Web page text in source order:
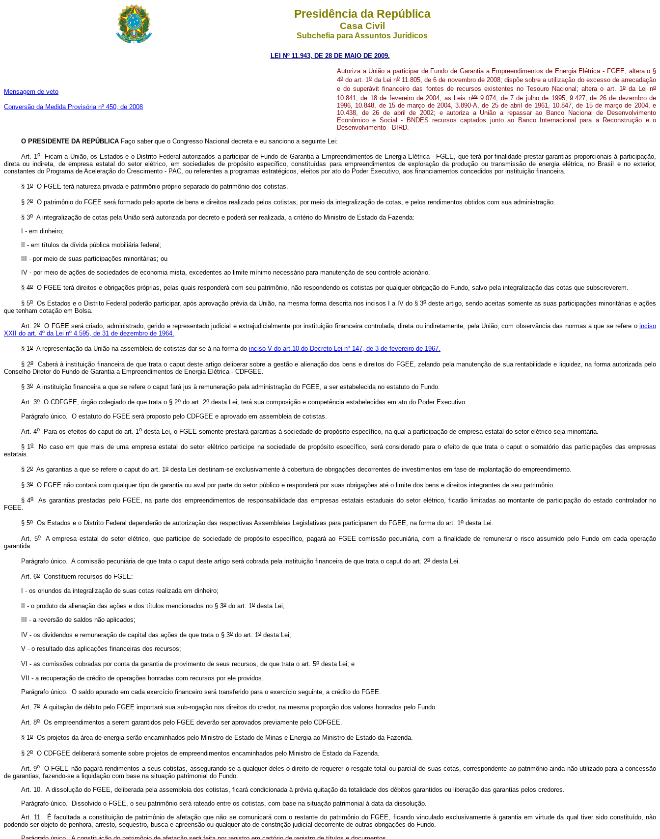
Presidência da República
Casa Civil
Subchefia para Assuntos Jurídicos
LEI Nº 11.943, DE 28 DE MAIO DE 2009.
Mensagem de veto
Conversão da Medida Provisória nº 450, de 2008
Autoriza a União a participar de Fundo de Garantia a Empreendimentos de Energia Elétrica - FGEE; altera o §
4o do art. 1oda Lei no11.805, de 6 de novembro de 2008; dispõe sobre a utilização do excesso de arrecadação
e do superávit financeiro das fontes de recursos existentes no Tesouro Nacional; altera o art. 1oda Lei no
10.841, de 18 de fevereiro de 2004, as Leis nos9.074, de 7 de julho de 1995, 9.427, de 26 de dezembro de
1996, 10.848, de 15 de março de 2004, 3.890-A, de 25 de abril de 1961, 10.847, de 15 de março de 2004, e
10.438, de 26 de abril de 2002; e autoriza a União a repassar ao Banco Nacional de Desenvolvimento
Econômico e Social - BNDES recursos captados junto ao Banco Internacional para a Reconstrução e o
Desenvolvimento - BIRD.
O PRESIDENTE DA REPÚBLICA Faço saber que o Congresso Nacional decreta e eu sanciono a seguinte Lei:
Art. 1oFicam a União, os Estados e o Distrito Federal autorizados a participar de Fundo de Garantia a Empreendimentos de Energia Elétrica - FGEE, que terá por finalidade prestar garantias proporcionais à participação,
direta ou indireta, de empresa estatal do setor elétrico, em sociedades de propósito específico, constituídas para empreendimentos de exploração da produção ou transmissão de energia elétrica, no Brasil e no exterior,
constantes do Programa de Aceleração do Crescimento - PAC, ou referentes a programas estratégicos, eleitos por ato do Poder Executivo, aos financiamentos concedidos por instituição financeira.
§ 1o O FGEE terá natureza privada e patrimônio próprio separado do patrimônio dos cotistas.
§ 2o O patrimônio do FGEE será formado pelo aporte de bens e direitos realizado pelos cotistas, por meio da integralização de cotas, e pelos rendimentos obtidos com sua administração.
§ 3o A integralização de cotas pela União será autorizada por decreto e poderá ser realizada, a critério do Ministro de Estado da Fazenda:
I - em dinheiro;
II - em títulos da dívida pública mobiliária federal;
III - por meio de suas participações minoritárias; ou
IV - por meio de ações de sociedades de economia mista, excedentes ao limite mínimo necessário para manutenção de seu controle acionário.
§ 4o O FGEE terá direitos e obrigações próprias, pelas quais responderá com seu patrimônio, não respondendo os cotistas por qualquer obrigação do Fundo, salvo pela integralização das cotas que subscreverem.
§ 5o Os Estados e o Distrito Federal poderão participar, após aprovação prévia da União, na mesma forma descrita nos incisos I a IV do § 3odeste artigo, sendo aceitas somente as suas participações minoritárias e ações
que tenham cotação em Bolsa.
Art. 2oO FGEE será criado, administrado, gerido e representado judicial e extrajudicialmente por instituição financeira controlada, direta ou indiretamente, pela União, com observância das normas a que se refere o inciso
XXII do art. 4º da Lei nº 4.595, de 31 de dezembro de 1964.
§ 1o A representação da União na assembleia de cotistas dar-se-á na forma do inciso V do art.10 do Decreto-Lei nº 147, de 3 de fevereiro de 1967.
§ 2oCaberá à instituição financeira de que trata o caputdeste artigo deliberar sobre a gestão e alienação dos bens e direitos do FGEE, zelando pela manutenção de sua rentabilidade e liquidez, na forma autorizada pelo
Conselho Diretor do Fundo de Garantia a Empreendimentos de Energia Elétrica - CDFGEE.
§ 3o A instituição financeira a que se refere o caput fará jus à remuneração pela administração do FGEE, a ser estabelecida no estatuto do Fundo.
Art. 3o O CDFGEE, órgão colegiado de que trata o § 2o do art. 2o desta Lei, terá sua composição e competência estabelecidas em ato do Poder Executivo.
Parágrafo único. O estatuto do FGEE será proposto pelo CDFGEE e aprovado em assembleia de cotistas.
Art. 4o Para os efeitos do caput do art. 1 o desta Lei, o FGEE somente prestará garantias à sociedade de propósito específico, na qual a participação de empresa estatal do setor elétrico seja minoritária.
§ 1oNo caso em que mais de uma empresa estatal do setor elétrico participe na sociedade de propósito específico, será considerado para o efeito de que trata ocaput o somatório das participações das empresas
estatais.
§ 2o As garantias a que se refere o caput do art. 1o desta Lei destinam-se exclusivamente à cobertura de obrigações decorrentes de investimentos em fase de implantação do empreendimento.
§ 3o O FGEE não contará com qualquer tipo de garantia ou aval por parte do setor público e responderá por suas obrigações até o limite dos bens e direitos integrantes de seu patrimônio.
§ 4oAs garantias prestadas pelo FGEE, na parte dos empreendimentos de responsabilidade das empresas estatais estaduais do setor elétrico, ficarão limitadas ao montante de participação do estado controlador no
FGEE.
§ 5o Os Estados e o Distrito Federal dependerão de autorização das respectivas Assembleias Legislativas para participarem do FGEE, na forma do art. 1o desta Lei.
Art. 5oA empresa estatal do setor elétrico, que participe de sociedade de propósito específico, pagará ao FGEE comissão pecuniária, com a finalidade de remunerar o risco assumido pelo Fundo em cada operação
garantida.
Parágrafo único. A comissão pecuniária de que trata o caput deste artigo será cobrada pela instituição financeira de que trata o caput do art. 2o desta Lei.
Art. 6o
Constituem recursos do FGEE:
I - os oriundos da integralização de suas cotas realizada em dinheiro;
II - o produto da alienação das ações e dos títulos mencionados no § 3o do art. 1 o desta Lei;
III - a reversão de saldos não aplicados;
IV - os dividendos e remuneração de capital das ações de que trata o § 3o do art. 1o desta Lei;
V - o resultado das aplicações financeiras dos recursos;
VI - as comissões cobradas por conta da garantia de provimento de seus recursos, de que trata o art. 5o desta Lei; e
VII - a recuperação de crédito de operações honradas com recursos por ele providos.
Parágrafo único. O saldo apurado em cada exercício financeiro será transferido para o exercício seguinte, a crédito do FGEE.
Art. 7o A quitação de débito pelo FGEE importará sua sub-rogação nos direitos do credor, na mesma proporção dos valores honrados pelo Fundo.
Art. 8o Os empreendimentos a serem garantidos pelo FGEE deverão ser aprovados previamente pelo CDFGEE.
§ 1o Os projetos da área de energia serão encaminhados pelo Ministro de Estado de Minas e Energia ao Ministro de Estado da Fazenda.
§ 2o O CDFGEE deliberará somente sobre projetos de empreendimentos encaminhados pelo Ministro de Estado da Fazenda.
Art. 9oO FGEE não pagará rendimentos a seus cotistas, assegurando-se a qualquer deles o direito de requerer o resgate total ou parcial de suas cotas, correspondente ao patrimônio ainda não utilizado para a concessão
de garantias, fazendo-se a liquidação com base na situação patrimonial do Fundo.
Art. 10. A dissolução do FGEE, deliberada pela assembleia dos cotistas, ficará condicionada à prévia quitação da totalidade dos débitos garantidos ou liberação das garantias pelos credores.
Parágrafo único. Dissolvido o FGEE, o seu patrimônio será rateado entre os cotistas, com base na situação patrimonial à data da dissolução.
Art. 11. É facultada a constituição de patrimônio de afetação que não se comunicará com o restante do patrimônio do FGEE, ficando vinculado exclusivamente à garantia em virtude da qual tiver sido constituído, não
podendo ser objeto de penhora, arresto, sequestro, busca e apreensão ou qualquer ato de constrição judicial decorrente de outras obrigações do Fundo.